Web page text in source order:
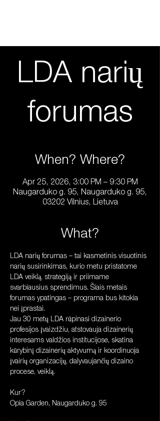
LDA narių
forumas
When? Where?
Apr 25, 2026, 3:00 PM – 9:30 PM
Naugarduko g. 95, Naugarduko g. 95,
03202 Vilnius, Lietuva
What?
LDA narių forumas – tai kasmetinis visuotinis
narių susirinkimas, kurio metu pristatome
LDA veiklą, strategiją ir priimame
svarbiausius sprendimus. Šiais metais
forumas ypatingas – programa bus kitokia
nei įprastai.
Jau 30 metų LDA rūpinasi dizainerio
profesijos įvaizdžiu, atstovauja dizainerių
interesams valdžios institucijose, skatina
kūrybinį dizainerių aktyvumą ir koordinuoja
įvairių organizacijų, dalyvaujančių dizaino
procese, veiklą.
Kur?
Opia Garden, Naugarduko g. 95